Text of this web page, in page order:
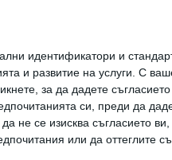
идентификатори и
и развитие на услуги. С
за да дадете
си, преди да
не се изисква съгласието
или да оттеглите